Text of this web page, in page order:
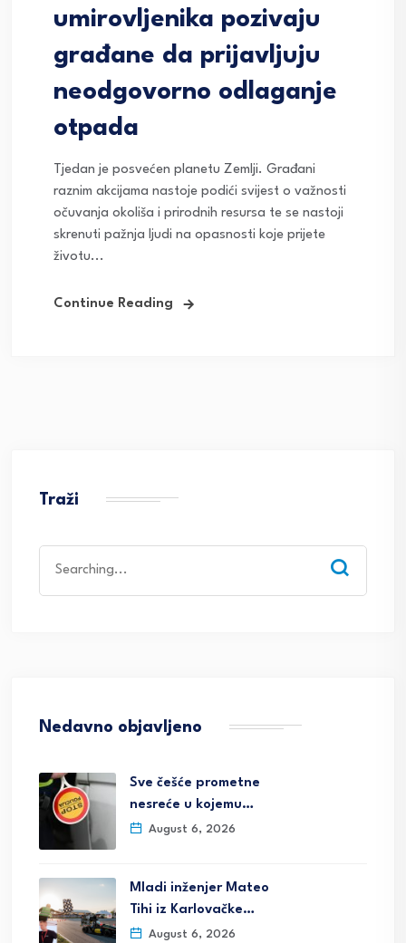
umirovljenika pozivaju
građane da prijavljuju
neodgovorno odlaganje
otpada
Tjedan je posvećen planetu Zemlji. Građani
raznim akcijama nastoje podići svijest o važnosti
očuvanja okoliša i prirodnih resursa te se nastoji
skrenuti pažnja ljudi na opasnosti koje prijete
životu...
Continue Reading
Traži
for:
Nedavno objavljeno
Sve češće prometne
nesreće u kojemu…
August 6, 2026
Mladi inženjer Mateo
Tihi iz Karlovačke…
August 6, 2026